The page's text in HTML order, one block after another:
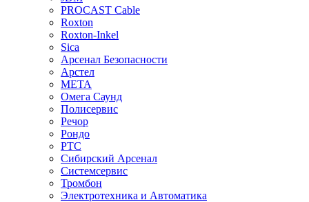
PROCAST Cable
Roxton
Roxton-Inkel
Sica
Арсенал Безопасности
Арстел
МЕТА
Омега Саунд
Полисервис
Речор
Рондо
РТС
Сибирский Арсенал
Системсервис
Тромбон
Электротехника и Автоматика